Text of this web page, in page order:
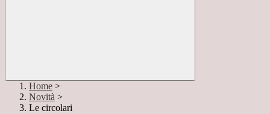
Home >
Novità >
Le circolari